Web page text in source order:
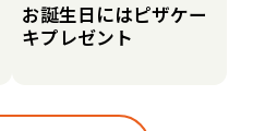
お誕生日にはピザケー
キプレゼント